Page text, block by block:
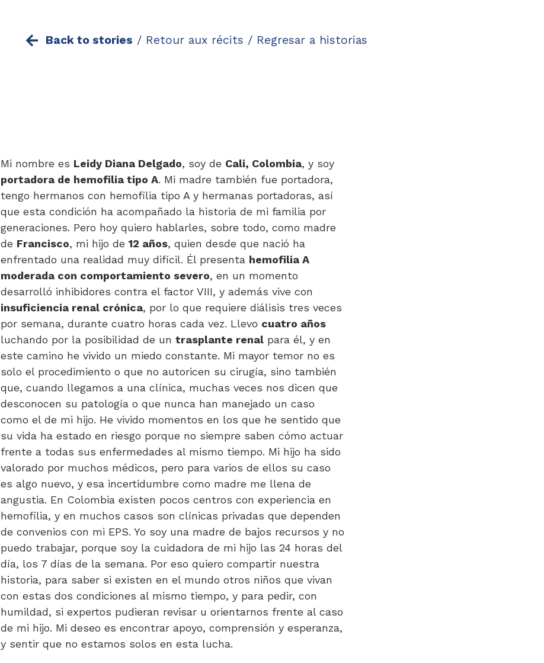
Back to stories / Retour aux récits / Regresar a historias
Mi nombre es Leidy Diana Delgado, soy de Cali, Colombia, y soy
portadora de hemofilia tipo A. Mi madre también fue portadora,
tengo hermanos con hemofilia tipo A y hermanas portadoras, así
que esta condición ha acompañado la historia de mi familia por
generaciones. Pero hoy quiero hablarles, sobre todo, como madre
de Francisco, mi hijo de 12 años, quien desde que nació ha
enfrentado una realidad muy difícil. Él presenta hemofilia A
moderada con comportamiento severo, en un momento
desarrolló inhibidores contra el factor VIII, y además vive con
insuficiencia renal crónica, por lo que requiere diálisis tres veces
por semana, durante cuatro horas cada vez. Llevo cuatro años
luchando por la posibilidad de un trasplante renalpara él, y en
este camino he vivido un miedo constante. Mi mayor temor no es
solo el procedimiento o que no autoricen su cirugía, sino también
que, cuando llegamos a una clínica, muchas veces nos dicen que
desconocen su patología o que nunca han manejado un caso
como el de mi hijo. He vivido momentos en los que he sentido que
su vida ha estado en riesgo porque no siempre saben cómo actuar
frente a todas sus enfermedades al mismo tiempo. Mi hijo ha sido
valorado por muchos médicos, pero para varios de ellos su caso
es algo nuevo, y esa incertidumbre como madre me llena de
angustia. En Colombia existen pocos centros con experiencia en
hemofilia, y en muchos casos son clínicas privadas que dependen
de convenios con mi EPS. Yo soy una madre de bajos recursos y no
puedo trabajar, porque soy la cuidadora de mi hijo las 24 horas del
día, los 7 días de la semana. Por eso quiero compartir nuestra
historia, para saber si existen en el mundo otros niños que vivan
con estas dos condiciones al mismo tiempo, y para pedir, con
humildad, si expertos pudieran revisar u orientarnos frente al caso
de mi hijo. Mi deseo es encontrar apoyo, comprensión y esperanza,
y sentir que no estamos solos en esta lucha.